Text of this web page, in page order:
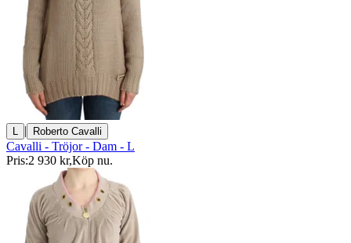
L | Roberto Cavalli
Cavalli - Tröjor - Dam - L
Pris:2 930 kr,Köp nu.